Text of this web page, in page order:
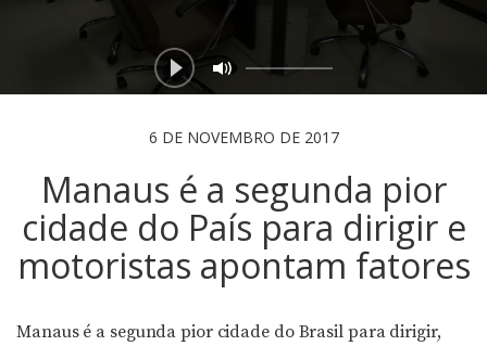
6 DE NOVEMBRO DE 2017
Manaus é a segunda pior
cidade do País para dirigir e
motoristas apontam fatores
Manaus é a segunda pior cidade do Brasil para dirigir,